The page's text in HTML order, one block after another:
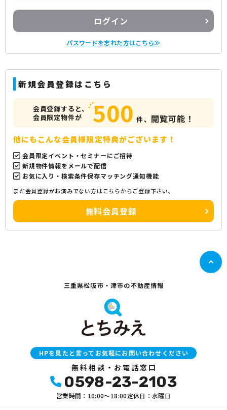
ログイン
パスワードを忘れた方はこちら≫
新規会員登録はこちら
会員登録すると、
会員限定物件が
500 件、 閲覧可能！
他にもこんな会員様限定特典がございます！
会員限定イベント・セミナーにご招待
新規物件情報をメールで配信
お気に入り・検索条件保存マッチング通知機能
まだ会員登録がお済みでない方はこちらからご登録下さい。
無料会員登録
三重県松阪市・津市の不動産情報
HPを見たと言ってお気軽にお問い合わせください
無料相談・お電話窓口
0598-23-2103
営業時間：10:00〜18:00定休日：水曜日